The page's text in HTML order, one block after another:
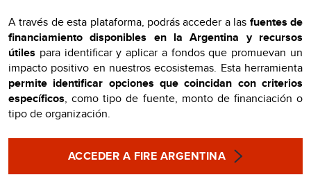
A través de esta plataforma, podrás acceder a las fuentes de
financiamiento disponibles en la Argentina y recursos
útiles para identificar y aplicar a fondos que promuevan un
impacto positivo en nuestros ecosistemas. Esta herramienta
permite identificar opciones que coincidan con criterios
específicos, como tipo de fuente, monto de financiación o
tipo de organización.
ACCEDER A FIRE ARGENTINA